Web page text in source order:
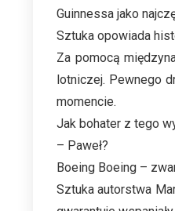
Guinnessa jako
Sztuka opowiada
Za pomocą
lotniczej. Pewnego
momencie.
Jak bohater z tego
– Paweł?
Boeing Boeing –
Sztuka autorstwa